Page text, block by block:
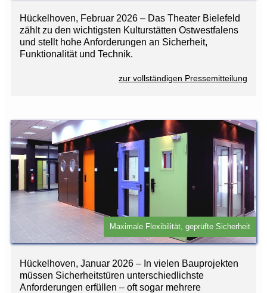
Hückelhoven, Februar 2026 – Das Theater Bielefeld
zählt zu den wichtigsten Kulturstätten Ostwestfalens
und stellt hohe Anforderungen an Sicherheit,
Funktionalität und Technik.
zur vollständigen Pressemitteilung
Maximale Flexibilität, geprüfte Sicherheit
Hückelhoven, Januar 2026 – In vielen Bauprojekten
müssen Sicherheitstüren unterschiedlichste
Anforderungen erfüllen – oft sogar mehrere